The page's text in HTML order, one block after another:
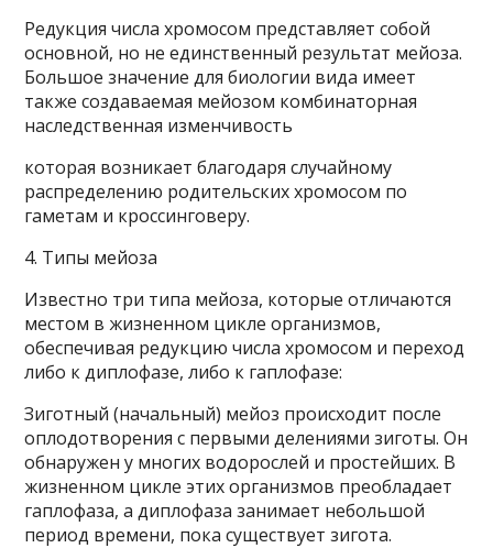
Редукция числа хромосом представляет собой
основной, но не единственный результат мейоза.
Большое значение для биологии вида имеет
также создаваемая мейозом комбинаторная
наследственная изменчивость
которая возникает благодаря случайному
распределению родительских хромосом по
гаметам и кроссинговеру.
4. Типы мейоза
Известно три типа мейоза, которые отличаются
местом в жизненном цикле организмов,
обеспечивая редукцию числа хромосом и переход
либо к диплофазе, либо к гаплофазе:
Зиготный (начальный) мейоз происходит после
оплодотворения с первыми делениями зиготы. Он
обнаружен у многих водорослей и простейших. В
жизненном цикле этих организмов преобладает
гаплофаза, а диплофаза занимает небольшой
период времени, пока существует зигота.